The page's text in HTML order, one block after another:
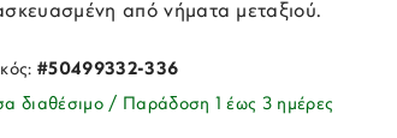
από νήματα μεταξιού.
#50499332-336
διαθέσιμο / Παράδοση 1 έως 3 ημέρες